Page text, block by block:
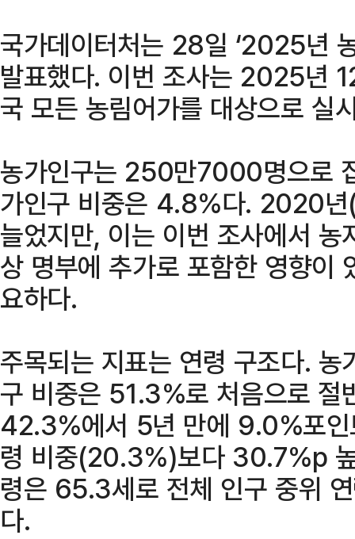
국가데이터처는 28일 ‘2025년
발표했다. 이번 조사는 2025년
국 모든 농림어가를 대상으로 실
농가인구는 250만7000명으로
가인구 비중은 4.8%다. 2020
늘었지만, 이는 이번 조사에서
상 명부에 추가로 포함한 영향이
요하다.
주목되는 지표는 연령 구조다.
구 비중은 51.3%로 처음으로
42.3%에서 5년 만에 9.0%포인
령 비중(20.3%)보다 30.7%p
령은 65.3세로 전체 인구 중위
다.